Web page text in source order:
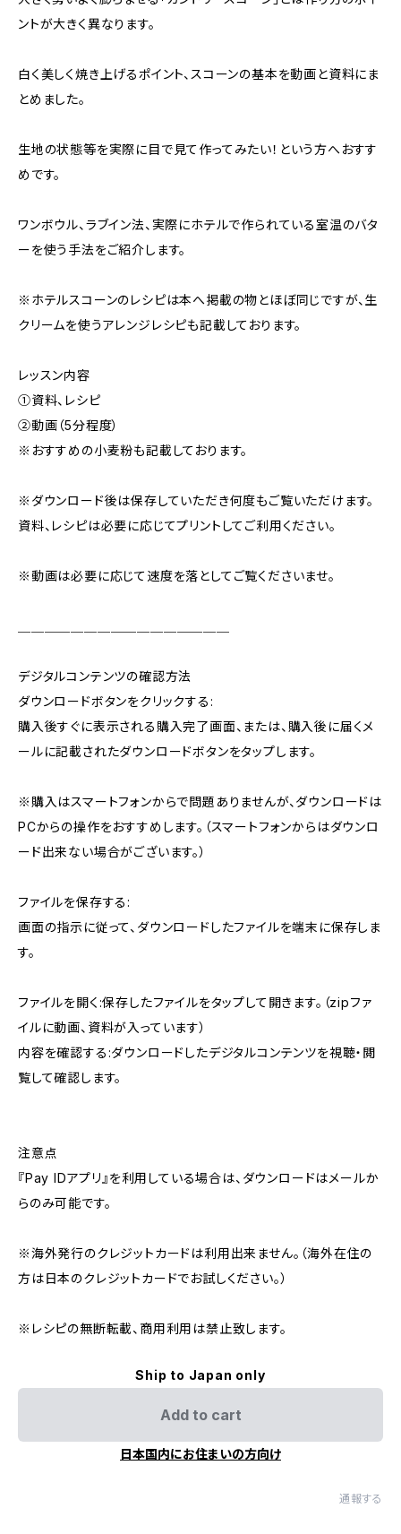
ントが大きく異なります。
白く美しく焼き上げるポイント、スコーンの基本を動画と資料にま
とめました。
生地の状態等を実際に目で見て作ってみたい！という方へおすす
めです。
ワンボウル、ラブイン法、実際にホテルで作られている室温のバタ
ーを使う手法をご紹介します。
※ホテルスコーンのレシピは本へ掲載の物とほぼ同じですが、生
クリームを使うアレンジレシピも記載しております。
レッスン内容
①資料、レシピ
②動画（5分程度）
※おすすめの小麦粉も記載しております。
※ダウンロード後は保存していただき何度もご覧いただけます。
資料、レシピは必要に応じてプリントしてご利用ください。
※動画は必要に応じて速度を落としてご覧くださいませ。
デジタルコンテンツの確認方法
ダウンロードボタンをクリックする:
購入後すぐに表示される購入完了画面、または、購入後に届くメ
ールに記載されたダウンロードボタンをタップします。
※購入はスマートフォンからで問題ありませんが、ダウンロードは
PCからの操作をおすすめします。（スマートフォンからはダウンロ
ード出来ない場合がございます。）
ファイルを保存する:
画面の指示に従って、ダウンロードしたファイルを端末に保存しま
す。
ファイルを開く:保存したファイルをタップして開きます。（zipファ
イルに動画、資料が入っています）
内容を確認する:ダウンロードしたデジタルコンテンツを視聴・閲
覧して確認します。
注意点
『Pay IDアプリ』を利用している場合は、ダウンロードはメールか
らのみ可能です。
※海外発行のクレジットカードは利用出来ません。（海外在住の
方は日本のクレジットカードでお試しください。）
※レシピの無断転載、商用利用は禁止致します。
Ship to Japan only
Add to cart
日本国内にお住まいの方向け
通報する